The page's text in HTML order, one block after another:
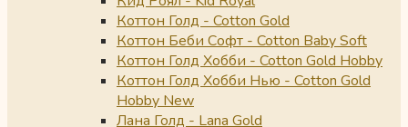
Коттон Голд - Cotton Gold
Коттон Беби Софт - Cotton Baby Soft
Коттон Голд Хобби - Cotton Gold Hobby
Коттон Голд Хобби Нью - Cotton Gold
Hobby New
Лана Голд - Lana Gold